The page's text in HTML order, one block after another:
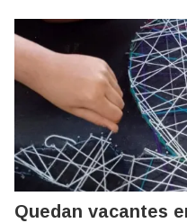
Quedan vacantes